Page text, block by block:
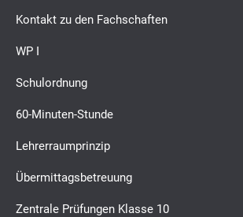
Kontakt zu den Fachschaften
WP I
Schulordnung
60-Minuten-Stunde
Lehrerraumprinzip
Übermittagsbetreuung
Zentrale Prüfungen Klasse 10